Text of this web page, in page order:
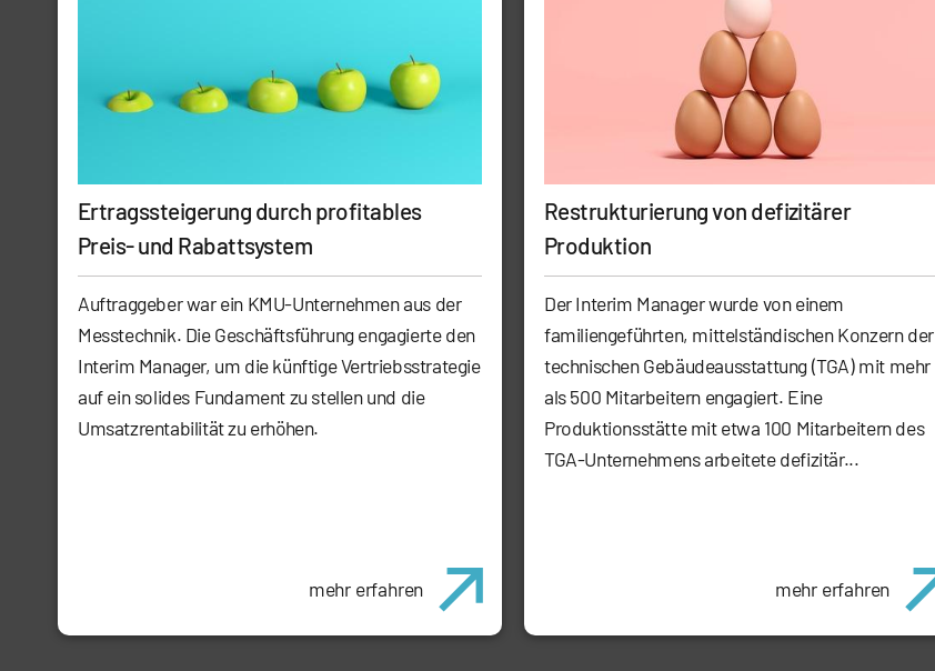
Ertragssteigerung durch profitables
Preis- und Rabattsystem
Auftraggeber war ein KMU-Unternehmen aus der
Messtechnik. Die Geschäftsführung engagierte den
Interim Manager, um die künftige Vertriebsstrategie
auf ein solides Fundament zu stellen und die
Umsatzrentabilität zu erhöhen.
mehr erfahren
Restrukturierung von defizitärer
Produktion
Der Interim Manager wurde von einem
familiengeführten, mittelständischen Konzern der
technischen Gebäudeausstattung (TGA) mit mehr
als 500 Mitarbeitern engagiert. Eine
Produktionsstätte mit etwa 100 Mitarbeitern des
TGA-Unternehmens arbeitete defizitär...
mehr erfahren